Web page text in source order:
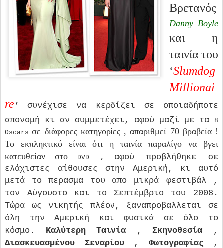
Βρετανός
Danny Boyle
και η
ταινία του
‘Slumdog
Millionai
re ’ συνέχισε να κερδίζει σε οποιαδήποτε
απονομή κι αν συμμετέχει, αφού μαζί με τα
8
Oscars σε διάφορες κατηγορίες , απαριθμεί 70 βραβεία !
Το εκπληκτικό είναι
ότι η ταινία παραλίγο να βγει
κατευθείαν στο
DVD, αφού προβλήθηκε σε
ελάχιστες αίθουσες στην Αμερική, κι αυτό
μετά το
περασμα του απο μικρά φεστιβάλ ,
τον Αύγουστο και το Σεπτέμβριο του 2008.
Τώρα ως νικητής πλέον, ξαναπροβαλλεται σε
όλη την Αμερική και φυσικά σε όλο το
κόσμο. Καλύτερη Ταινία ,Σκηνοθεσία ,
Διασκευασμένου Σεναρίου, Φωτογραφίας ,